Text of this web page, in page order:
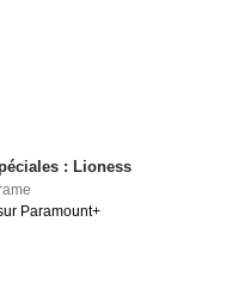
: Lioness
Paramount+